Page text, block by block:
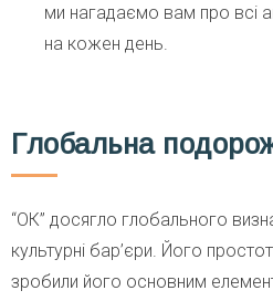
ми нагадаємо вам про всі
на кожен день.
Глобальна
“ОК” досягло глобального
культурні бар’єри. Його
зробили його основним